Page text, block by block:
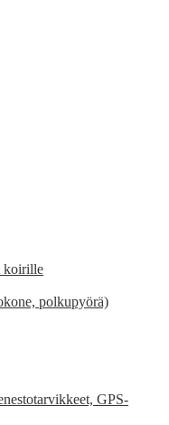
koirille
polkupyörä)
GPS-